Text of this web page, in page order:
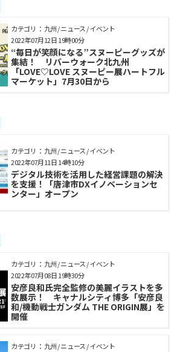
カテゴリ： 九州 / ニュース / イベント
“毎日が笑顔になる”スヌーピーグッズが
集結！ リバーウォーク北九州
「LOVE♡LOVE スヌーピー展ハートフル
マーケット」7月30日から
2022年07月12日 19時00分
カテゴリ： 九州 / ニュース / イベント
デジタル技術を活用した経営課題の解決
を支援！「唐津市DXイノベーションセ
ンター」オープン
2022年07月11日 14時10分
カテゴリ： 九州 / ニュース / イベント
安彦良和氏完全監修の美麗イラストを多
数展示！ キャナルシティ博多「安彦良
和/機動戦士ガンダム THE ORIGIN展」を
開催
2022年07月08日 19時30分
カテゴリ： 九州 / ニュース / イベント